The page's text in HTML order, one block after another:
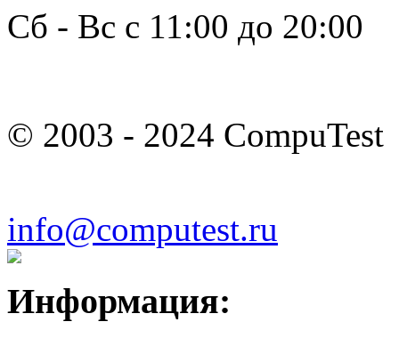
Сб - Вс с 11:00 до 20:00
© 2003 - 2024 CompuTest
info@computest.ru
Информация: